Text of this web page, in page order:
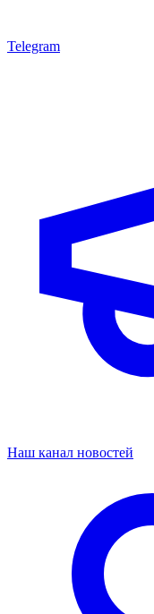
Telegram
Наш канал новостей